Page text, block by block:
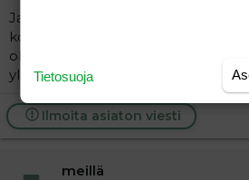
Jaa, meidän esikoinen taisi kyllä
kokonaan heti, kun sellaisen
ollut siinä yhden ikävuoden
yleensä jättää osan.
Ilmoita asiaton viesti
meillä
Tietosuoja